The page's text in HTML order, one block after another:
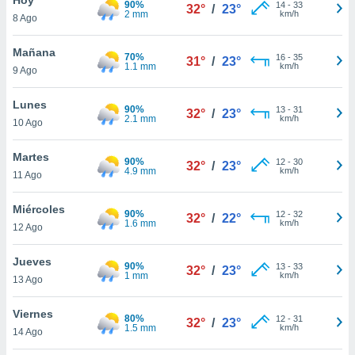
y
en
más
de
8 Ago
90%
2 mm
32° / 23° 14- 33
km/h
Mañana
9 Ago
70%
1.1 mm
31° / 23° 16- 35
km/h
Lunes
10 Ago
90%
2.1 mm
32° / 23° 13- 31
km/h
Martes
11 Ago
90%
4.9 mm
32° / 23° 12- 30
km/h
Miércoles
12 Ago
90%
1.6 mm
32° / 22° 12- 32
km/h
Jueves
13 Ago
90%
1 mm
32° / 23° 13- 33
km/h
Viernes
14 Ago
80%
1.5 mm
32° / 23° 12- 31
km/h